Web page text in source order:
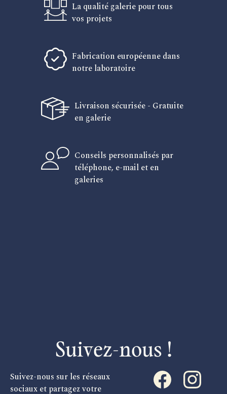
La qualité galerie pour tous
vos projets
Fabrication européenne dans
notre laboratoire
Livraison sécurisée - Gratuite
en galerie
Conseils personnalisés par
téléphone, e-mail et en
galeries
Suivez-nous !
Suivez-nous sur les réseaux
sociaux et partagez votre